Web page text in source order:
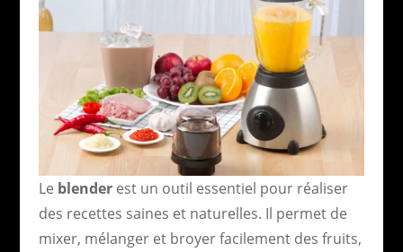
Le blenderest un outil essentiel pour réaliser
des recettes saines et naturelles. Il permet de
mixer, mélanger et broyer facilement des fruits,